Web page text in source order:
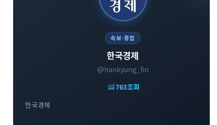
속보·종합
한국경제
@hankyung_fin
monitoring763조회
한국경제